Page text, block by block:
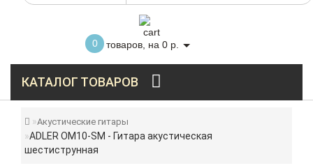
0 товаров, на 0 р.
КАТАЛОГ ТОВАРОВ
Акустические гитары
ADLER OM10-SM - Гитара акустическая
шестиструнная